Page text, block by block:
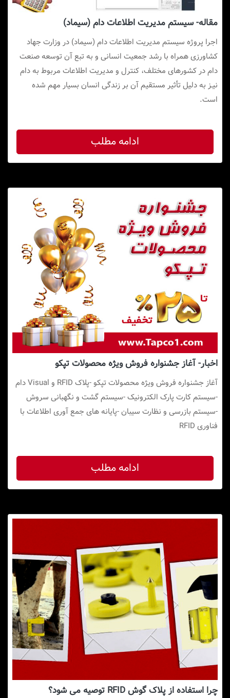
مقاله- سیستم مدیریت اطلاعات دام (سیماد)
اجرا پروژه سیستم مدیریت اطلاعات دام (سیماد) در وزارت جهاد
کشاورزی همراه با رشد جمعیت انسانی و به تبع آن توسعه صنعت
دام در کشورهای مختلف، کنترل و مدیریت اطلاعات مربوط به دام
نیـز به دلیل تأثیر مستقیم آن بر زندگی انسان بسیار مهم شده
است.
ادامه مطلب
اخبار- آغاز جشنواره فروش ویژه محصولات تپکو
آغاز جشنواره فروش ویژه محصولات تپکو -پلاک RFID و Visual دام
-سیستم کارت پارک الکترونیک -سیستم گشت و نگهبانی سروش
-سیستم بازرسی و نظارت سیبان -پایانه های جمع آوری اطلاعات با
فناوری RFID
ادامه مطلب
چرا استفاده از پلاک گوش RFID توصیه می شود؟